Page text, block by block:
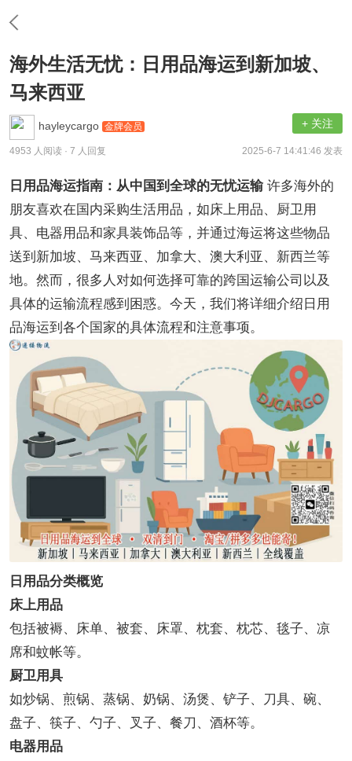
海外生活无忧：日用品海运到新加坡、
马来西亚
hayleycargo 金牌会员 + 关注
4953 人阅读 · 7 人回复 2025-6-7 14:41:46 发表
日用品海运指南：从中国到全球的无忧运输 许多海外的
朋友喜欢在国内采购生活用品，如床上用品、厨卫用
具、电器用品和家具装饰品等，并通过海运将这些物品
送到新加坡、马来西亚、加拿大、澳大利亚、新西兰等
地。然而，很多人对如何选择可靠的跨国运输公司以及
具体的运输流程感到困惑。今天，我们将详细介绍日用
品海运到各个国家的具体流程和注意事项。
日用品分类概览
床上用品
包括被褥、床单、被套、床罩、枕套、枕芯、毯子、凉
席和蚊帐等。
厨卫用具
如炒锅、煎锅、蒸锅、奶锅、汤煲、铲子、刀具、碗、
盘子、筷子、勺子、叉子、餐刀、酒杯等。
电器用品